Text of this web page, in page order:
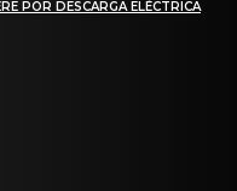
POR DESCARGA ELÉCTRICA